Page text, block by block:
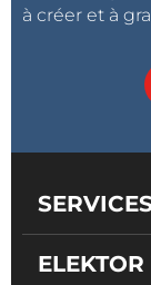
à créer et à